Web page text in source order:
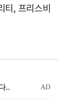
티, 프리스비